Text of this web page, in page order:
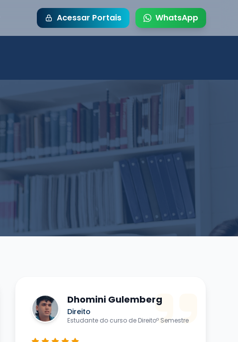
Acessar Portais WhatsApp
Dhomini Gulemberg
Direito
Estudante do curso de Direitoº Semestre